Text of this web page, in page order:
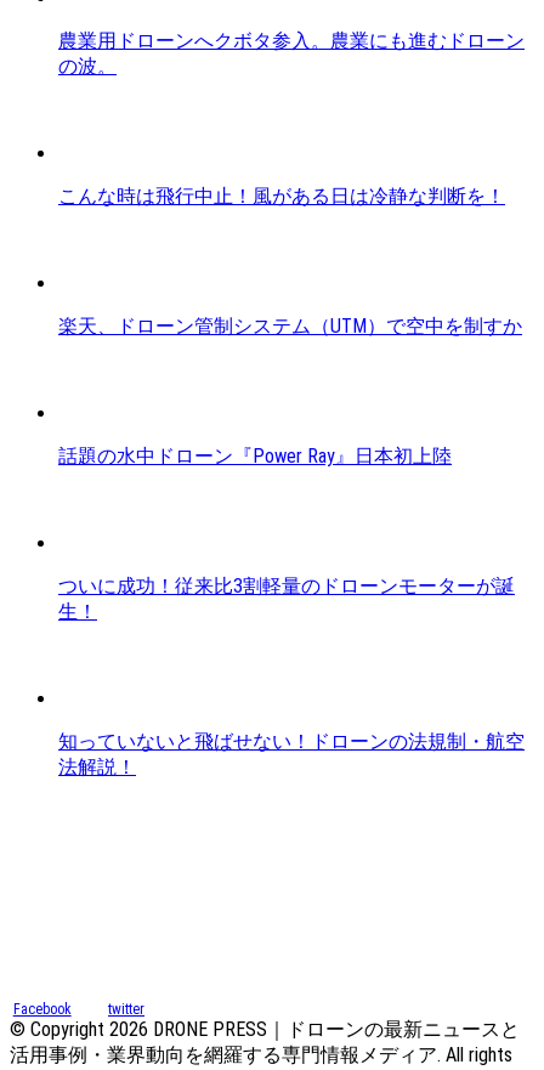
農業用ドローンへクボタ参入。農業にも進むドローン
の波。
こんな時は飛行中止！風がある日は冷静な判断を！
楽天、ドローン管制システム（UTM）で空中を制すか
話題の水中ドローン『Power Ray』日本初上陸
ついに成功！従来比3割軽量のドローンモーターが誕
生！
知っていないと飛ばせない！ドローンの法規制・航空
法解説！
Facebook twitter
© Copyright 2026 DRONE PRESS｜ドローンの最新ニュースと
活用事例・業界動向を網羅する専門情報メディア. All rights